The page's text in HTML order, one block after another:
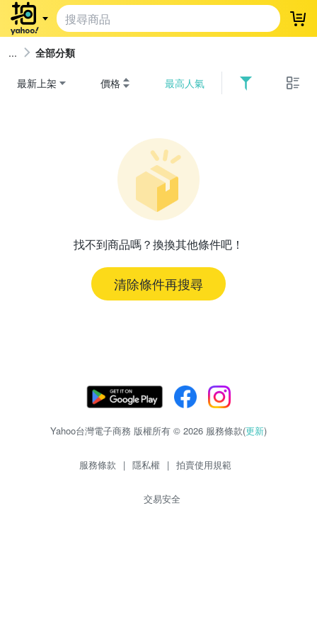
登
全部分類
最新上架 價格 最高人氣
找不到商品嗎？換換其他條件吧！
清除條件再搜尋
Yahoo台灣電子商務 版權所有 © 2026 服務條款(更新)
服務條款 | 隱私權 | 拍賣使用規範
交易安全